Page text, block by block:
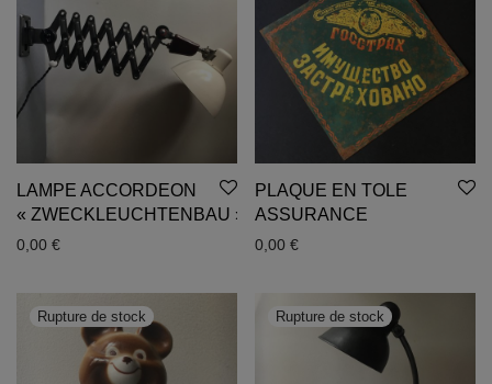
LAMPE ACCORDEON
« ZWECKLEUCHTENBAU »
0,00 €
PLAQUE EN TOLE
ASSURANCE
0,00 €